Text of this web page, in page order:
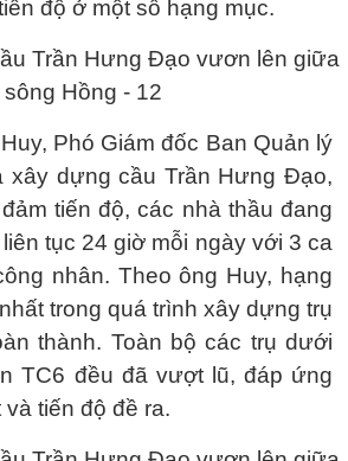
độ ở một số hạng mục.
Phó Giám đốc Ban Quản lý
xây dựng cầu Trần Hưng Đạo,
tiến độ, các nhà thầu đang
tục 24 giờ mỗi ngày với 3 ca
nhân. Theo ông Huy, hạng
trong quá trình xây dựng trụ
thành. Toàn bộ các trụ dưới
TC6 đều đã vượt lũ, đáp ứng
tiến độ đề ra.